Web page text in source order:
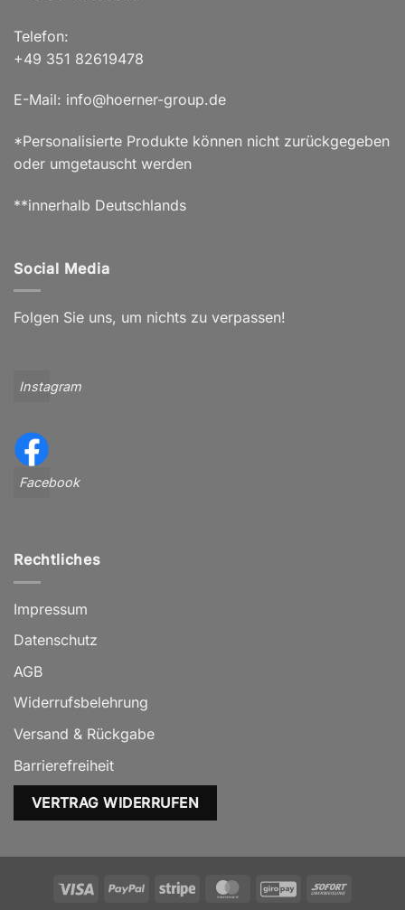
Telefon:
+49 351 82619478
E-Mail: info@hoerner-group.de
*Personalisierte Produkte können nicht zurückgegeben
oder umgetauscht werden
**innerhalb Deutschlands
Social Media
Folgen Sie uns, um nichts zu verpassen!
Instagram
Facebook
Rechtliches
Impressum
Datenschutz
AGB
Widerrufsbelehrung
Versand & Rückgabe
Barrierefreiheit
VERTRAG WIDERRUFEN
Visa PayPal Stripe MasterCardGiroPaySofort